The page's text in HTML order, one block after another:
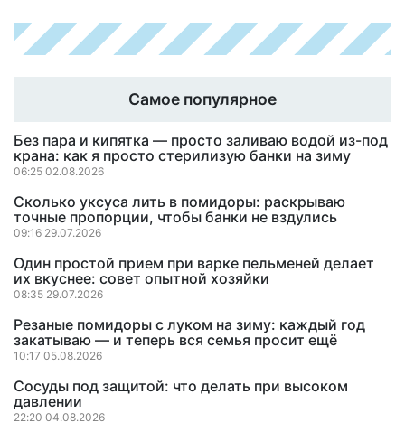
Самое популярное
Без пара и кипятка — просто заливаю водой из-под
крана: как я просто стерилизую банки на зиму
06:25 02.08.2026
Сколько уксуса лить в помидоры: раскрываю
точные пропорции, чтобы банки не вздулись
09:16 29.07.2026
Один простой прием при варке пельменей делает
их вкуснее: совет опытной хозяйки
08:35 29.07.2026
Резаные помидоры с луком на зиму: каждый год
закатываю — и теперь вся семья просит ещё
10:17 05.08.2026
Сосуды под защитой: что делать при высоком
давлении
22:20 04.08.2026